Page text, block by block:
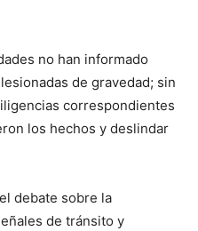
no han informado
de gravedad; sin
correspondientes
los hechos y deslindar
debate sobre la
de tránsito y